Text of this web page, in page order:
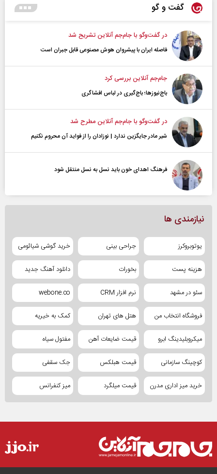
گفت و گو
در گفت‌و‌گو با جام‌جم آنلاین تشریح شد
فاصله ایران با پیشرو‌ان هوش مصنوعی قابل جبران است
جام‌جم آنلاین بررسی کرد
باج‌نیوزها؛ باج‌گیری در لباس افشاگری
در گفت‌و‌گو با جام‌جم آنلاین مطرح شد
شیر مادر جایگزین ندارد | نوزادان را از فواید آن محروم نکنیم
فرهنگ اهدای خون باید نسل به نسل منتقل شود
نیازمندی ها
یوتوبروکرز جراحی بینی خرید گوشی شیائومی
هزینه پست بخورات دانلود آهنگ جدید
سئو در مشهد نرم افزار CRM webone.co
فروشگاه انتخاب من هتل های تهران کمک به خیریه
میکروبلیدینگ ابرو قیمت ضایعات آهن مفتول سیاه
کوچینگ سازمانی قیمت هبلکس جک سقفی
خرید میز اداری مدرن قیمت میلگرد میز کنفرانس